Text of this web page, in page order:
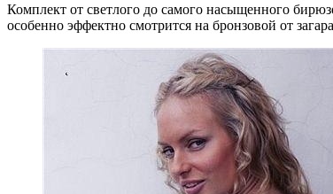
Комплект от светлого до самого насыщенного
особенно эффектно смотрится на бронзовой от